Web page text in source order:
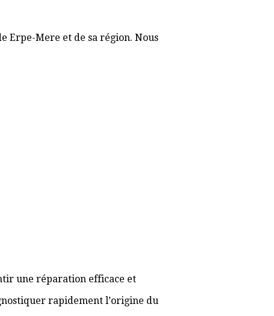
Erpe-Mere et de sa région. Nous
une réparation efficace et
rapidement l’origine du